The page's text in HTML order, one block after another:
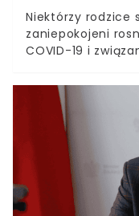
Niektórzy rodzice
zaniepokojeni
COVID-19 i
podstaw
dzieci mają
zastępstwa.
na to, że
kwarantannę lub
związku z
konsekwencji